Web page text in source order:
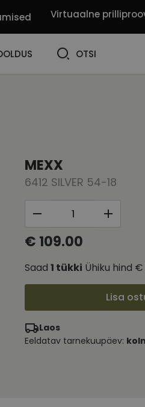
Virtuaalne
OTSI
MEXX
6412 SILVER 54-18
€ 109.00
Saad 1 tükki Ühiku hind €
Lisa
Laos
Eeldatav tarnekuupäev: